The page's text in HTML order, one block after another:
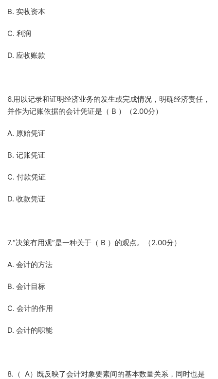
B. 实收资本
C. 利润
D. 应收账款
6.用以记录和证明经济业务的发生或完成情况，明确经济责任，
并作为记账依据的会计凭证是（ B ）（2.00分）
A. 原始凭证
B. 记账凭证
C. 付款凭证
D. 收款凭证
7.“决策有用观”是一种关于（ B ）的观点。（2.00分）
A. 会计的方法
B. 会计目标
C. 会计的作用
D. 会计的职能
8.（ A）既反映了会计对象要素间的基本数量关系，同时也是